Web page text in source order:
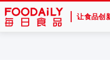
让食品创